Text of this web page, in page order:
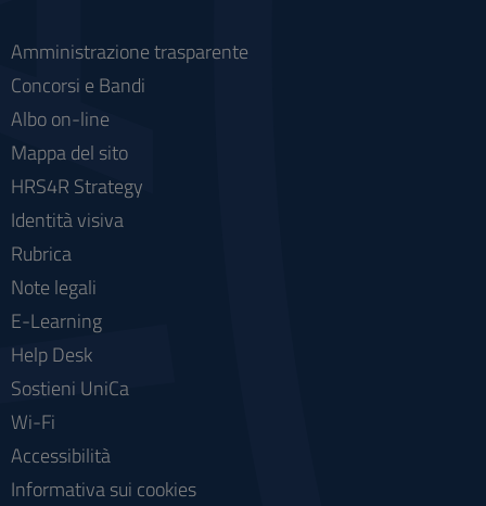
Amministrazione trasparente
Concorsi e Bandi
Albo on-line
Mappa del sito
HRS4R Strategy
Identità visiva
Rubrica
Note legali
E-Learning
Help Desk
Sostieni UniCa
Wi-Fi
Accessibilità
Informativa sui cookies